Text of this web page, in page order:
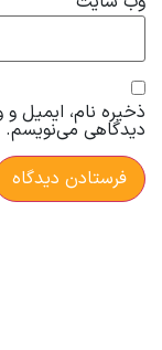
ذخیره نام، ایمیل و
دیدگاهی می‌نویسم.